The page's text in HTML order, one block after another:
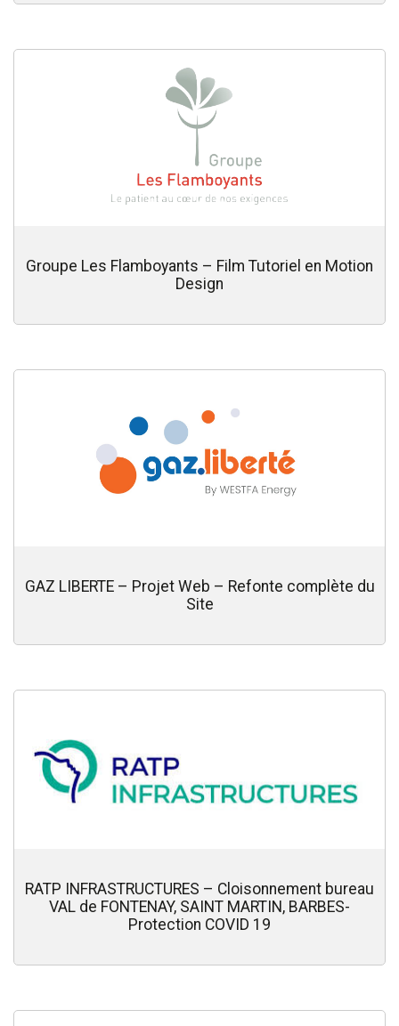
Groupe Les Flamboyants – Film Tutoriel en Motion
Design
GAZ LIBERTE – Projet Web – Refonte complète du
Site
RATP INFRASTRUCTURES – Cloisonnement bureau
VAL de FONTENAY, SAINT MARTIN, BARBES-
Protection COVID 19